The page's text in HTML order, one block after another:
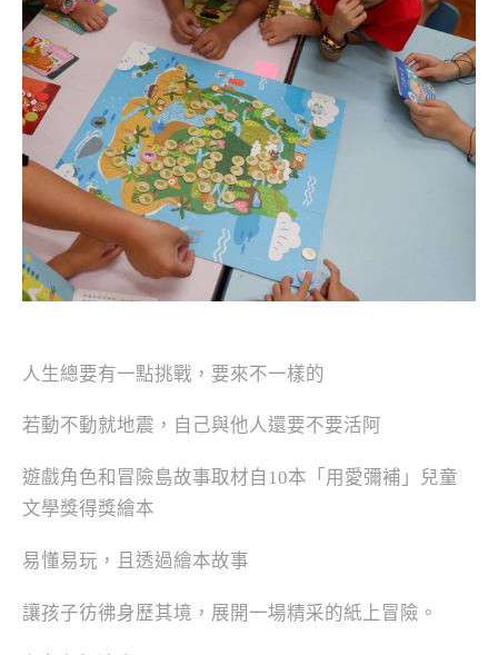
人生總要有一點挑戰，要來不一樣的
若動不動就地震，自己與他人還要不要活阿
遊戲角色和冒險島故事取材自10本「用愛彌補」兒童
文學獎得獎繪本
易懂易玩，且 透過繪本故事
讓孩子彷彿身歷其境，展開一場精采的紙上冒險。